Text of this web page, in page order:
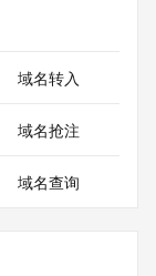
域名转入
域名抢注
域名查询